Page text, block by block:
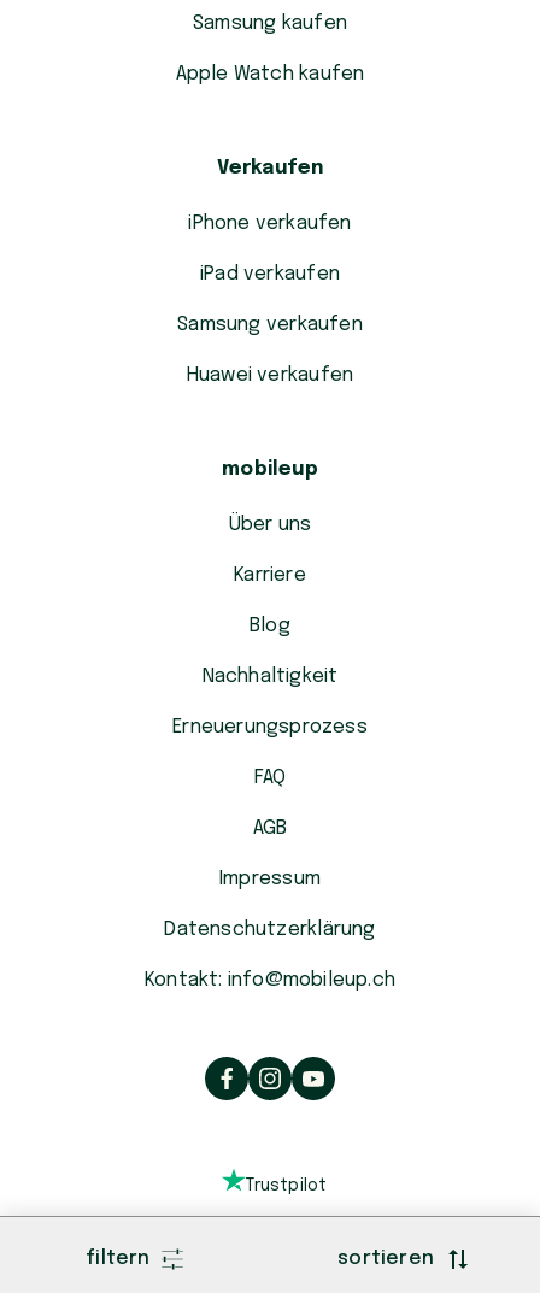
filtern sortieren
Samsung kaufen
Apple Watch kaufen
Verkaufen
iPhone verkaufen
iPad verkaufen
Samsung verkaufen
Huawei verkaufen
mobileup
Über uns
Karriere
Blog
Nachhaltigkeit
Erneuerungsprozess
FAQ
AGB
Impressum
Datenschutzerklärung
Kontakt: info@mobileup.ch
Trustpilot